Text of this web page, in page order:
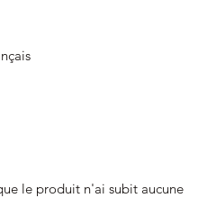
le produit n'ai subit aucune